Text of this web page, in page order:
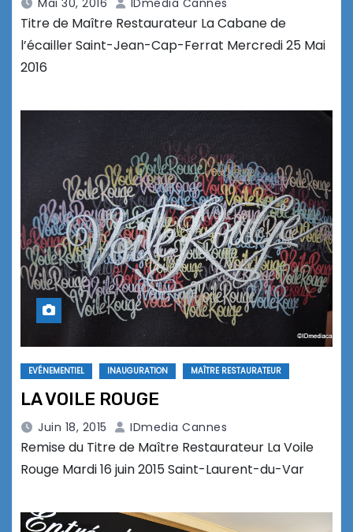
Mai 30, 2016 IDmedia Cannes
Titre de Maître Restaurateur La Cabane de
l’écailler Saint-Jean-Cap-Ferrat Mercredi 25 Mai
2016
EVÉNEMENTIEL INAUGURATION MAÎTRE RESTAURATEUR
LA VOILE ROUGE
Juin 18, 2015 IDmedia Cannes
Remise du Titre de Maître Restaurateur La Voile
Rouge Mardi 16 juin 2015 Saint-Laurent-du-Var